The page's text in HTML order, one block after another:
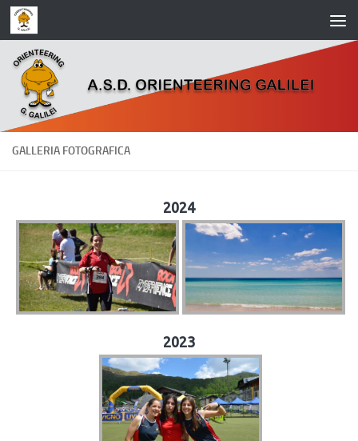
Salta al contenuto
GALLERIA FOTOGRAFICA
2024
2023